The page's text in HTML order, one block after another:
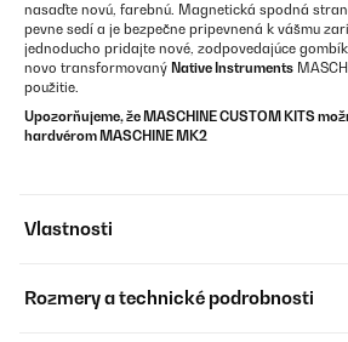
nasaďte novú, farebnú. Magnetická spodná
pevne sedí a je bezpečne pripevnená k vášmu
jednoducho pridajte nové, zodpovedajúce
novo transformovaný Native Instruments
použitie.
Upozorňujeme, že MASCHINE CUSTOM KITS
hardvérom MASCHINE MK2
Vlastnosti
Rozmery a technické podrobnosti